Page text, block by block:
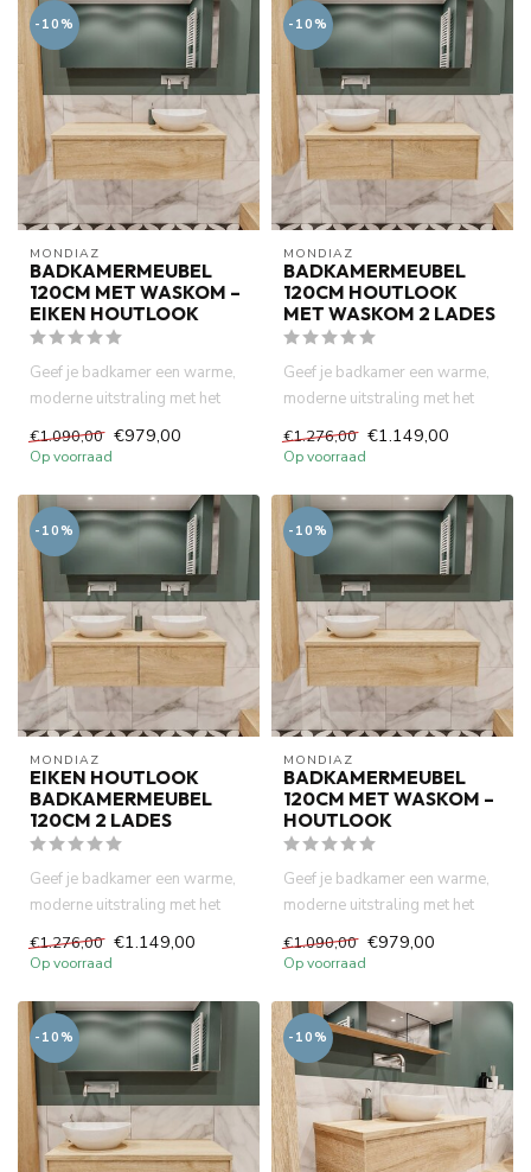
-10%
MONDIAZ
BADKAMERMEUBEL
120CM MET WASKOM –
EIKEN HOUTLOOK
Geef je badkamer een warme,
moderne uitstraling met het
LUSH badkamermeubel van ...
€1.090,00 €979,00
Op voorraad
-10%
MONDIAZ
BADKAMERMEUBEL
120CM HOUTLOOK
MET WASKOM 2 LADES
Geef je badkamer een warme,
moderne uitstraling met het
LUSH badkamermeubel van ...
€1.276,00 €1.149,00
Op voorraad
-10%
MONDIAZ
EIKEN HOUTLOOK
BADKAMERMEUBEL
120CM 2 LADES
Geef je badkamer een warme,
moderne uitstraling met het
LUSH badkamermeubel van ...
€1.276,00 €1.149,00
Op voorraad
-10%
MONDIAZ
BADKAMERMEUBEL
120CM MET WASKOM –
HOUTLOOK
Geef je badkamer een warme,
moderne uitstraling met het
LUSH badkamermeubel van ...
€1.090,00 €979,00
Op voorraad
-10% -10%